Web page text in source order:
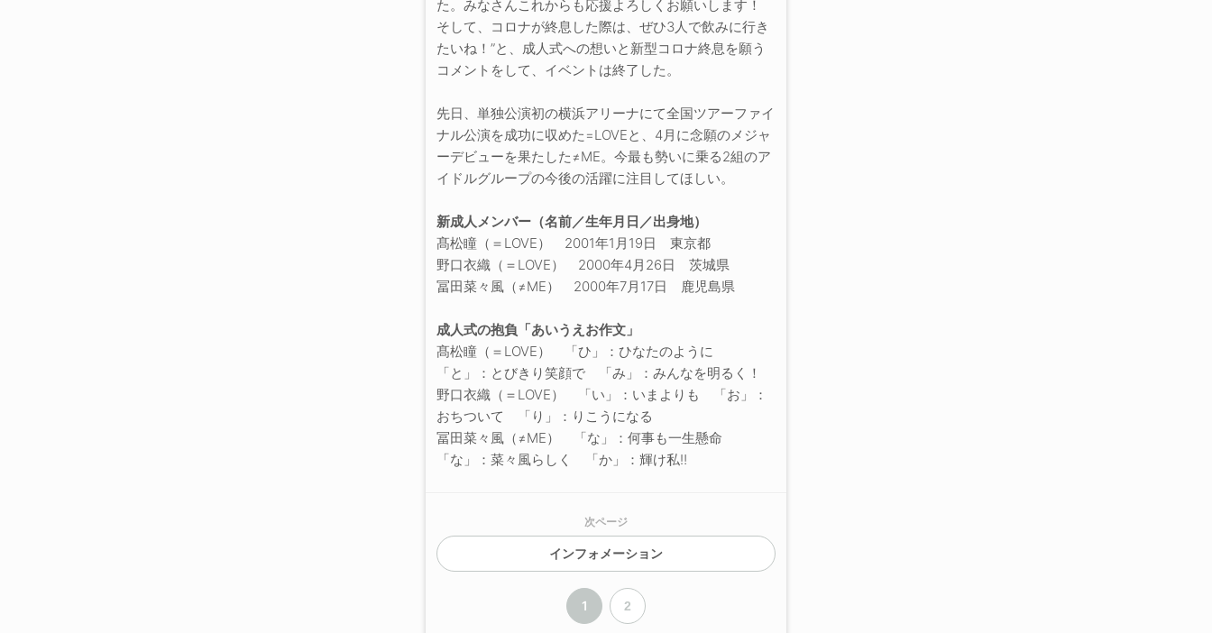
た。みなさんこれからも応援よろしくお願いします！
そして、コロナが終息した際は、ぜひ3人で飲みに行き
たいね！”と、成人式への想いと新型コロナ終息を願う
コメントをして、イベントは終了した。
先日、単独公演初の横浜アリーナにて全国ツアーファイ
ナル公演を成功に収めた=LOVEと、4月に念願のメジャ
ーデビューを果たした≠ME。今最も勢いに乗る2組のア
イドルグループの今後の活躍に注目してほしい。
新成人メンバー（名前／生年月日／出身地）
髙松瞳（＝LOVE） 2001年1月19日 東京都
野口衣織（＝LOVE） 2000年4月26日 茨城県
冨田菜々風（≠ME） 2000年7月17日 鹿児島県
成人式の抱負「あいうえお作文」
髙松瞳（＝LOVE） 「ひ」：ひなたのように
「と」：とびきり笑顔で 「み」：みんなを明るく！
野口衣織（＝LOVE） 「い」：いまよりも 「お」：
おちついて 「り」：りこうになる
冨田菜々風（≠ME） 「な」：何事も一生懸命
「な」：菜々風らしく 「か」：輝け私‼
次ページ
インフォメーション
1 2